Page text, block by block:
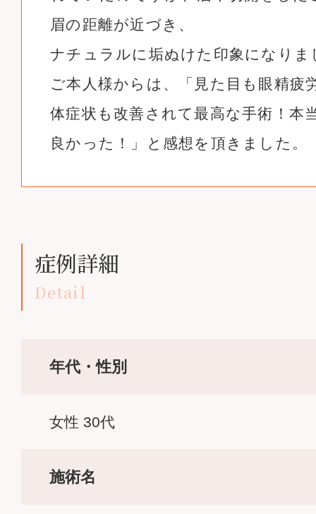
眉の距離が近づき、
ナチュラルに垢ぬけた印象になりま
ご本人様からは、「見た目も眼精疲
体症状も改善されて最高な手術！本
良かった！」と感想を頂きました。
症例詳細
Detail
年代・性別
女性 30代
施術名